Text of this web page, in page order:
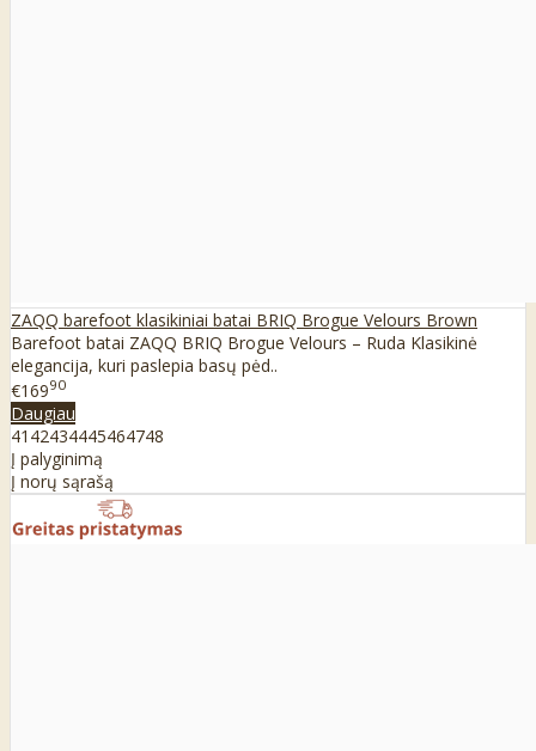
ZAQQ barefoot klasikiniai batai BRIQ Brogue Velours Brown
Barefoot batai ZAQQ BRIQ Brogue Velours – Ruda Klasikinė
elegancija, kuri paslepia basų pėd..
€16990
Daugiau
41 42434445464748
Į palyginimą
Į norų sąrašą